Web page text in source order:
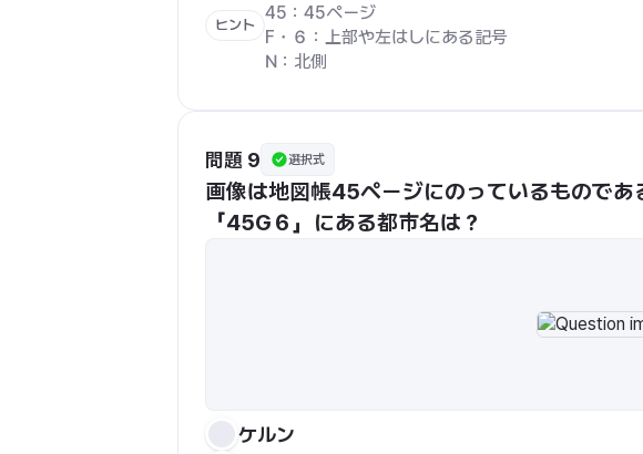
ヒント
45：45ページ
F・６：上部や左はしにある記号
N：北側
問題 9 選択式
画像は地図帳45ページにのっているものであ
「45G６」にある都市名は？
ケルン